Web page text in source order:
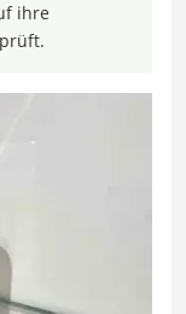
ihre